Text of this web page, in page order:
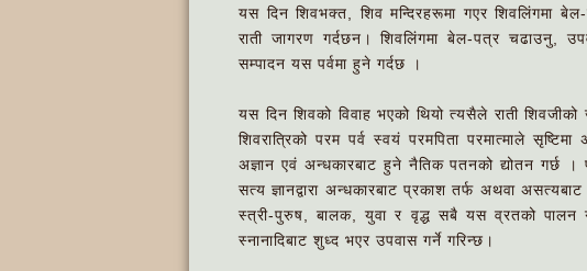
यस दिन शिवभक्त, शिव मन्दिरहरूमा गएर शिवलिंगमा
राती जागरण गर्दछन। शिवलिंगमा बेल-पत्र चढाउनु,
सम्पादन यस पर्वमा हुने गर्दछ ।
यस दिन शिवको विवाह भएको थियो त्यसैले राती
शिवरात्रिको परम पर्व स्वयं परमपिता परमात्माले
अज्ञान एवं अन्धकारबाट हुने नैतिक पतनको द्योतन गर्छ ।
सत्य ज्ञानद्वारा अन्धकारबाट प्रकाश तर्फ अथवा
स्त्री-पुरुष, बालक, युवा र वृद्ध सबै यस व्रतको पालन
स्नानादिबाट शुध्द भएर उपवास गर्ने गरिन्छ।